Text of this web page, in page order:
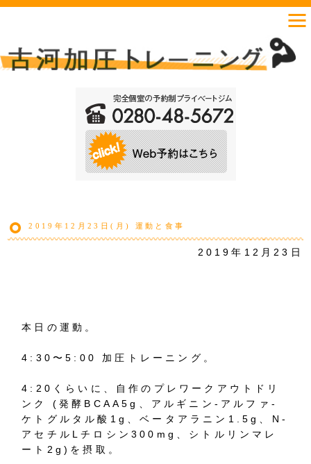
2019年12月23日(月) 運動と食事
2019年12月23日
本日の運動。
4:30〜5:00 加圧トレーニング。
4:20くらいに、自作のプレワークアウトドリ
ンク (発酵BCAA5g、アルギニン-アルファ-
ケトグルタル酸1g、ベータアラニン1.5g、N-
アセチルLチロシン300mg、シトルリンマレ
ート2g)を摂取。